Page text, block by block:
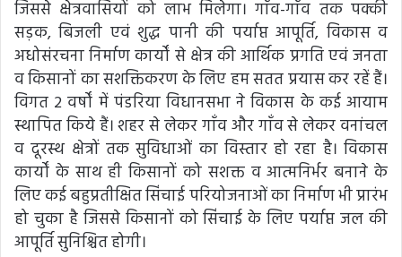
जिससे क्षेत्रवासियों को लाभ मिलेगा। गाँव-गाँव तक पक्की
सड़क, बिजली एवं शुद्ध पानी की पर्याप्त आपूर्ति, विकास व
अधोसंरचना निर्माण कार्यों से क्षेत्र की आर्थिक प्रगति एवं जनता
व किसानों का सशक्तिकरण के लिए हम सतत प्रयास कर रहें हैं।
विगत 2 वर्षों में पंडरिया विधानसभा ने विकास के कई आयाम
स्थापित किये हैं। शहर से लेकर गाँव और गाँव से लेकर वनांचल
व दूरस्थ क्षेत्रों तक सुविधाओं का विस्तार हो रहा है। विकास
कार्यों के साथ ही किसानों को सशक्त व आत्मनिर्भर बनाने के
लिए कई बहुप्रतीक्षित सिंचाई परियोजनाओं का निर्माण भी प्रारंभ
हो चुका है जिससे किसानों को सिंचाई के लिए पर्याप्त जल की
आपूर्ति सुनिश्चित होगी।